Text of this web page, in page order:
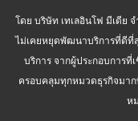
โดย บริษัท เทเลอินโฟ มีเดีย
ไม่เคยหยุดพัฒนาบริการที่ดีที่
บริการ จากผู้ประกอบการ
ครอบคลุมทุกหมวดธุรกิจมาก
ห